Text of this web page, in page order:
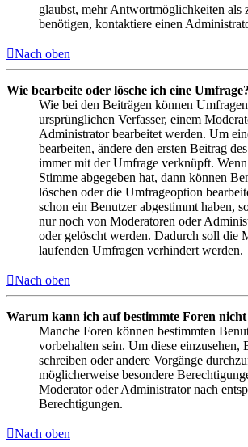
glaubst, mehr Antwortmöglichkeiten als
benötigen, kontaktiere einen
Nach oben
Wie bearbeite oder lösche ich eine Umfrage?
Wie bei den Beiträgen können
ursprünglichen Verfasser, einem
Administrator bearbeitet werden. Um
bearbeiten, ändere den ersten Beitrag
immer mit der Umfrage verknüpft.
Stimme abgegeben hat, dann können
löschen oder die Umfrageoption
schon ein Benutzer abgestimmt haben,
nur noch von Moderatoren oder
oder gelöscht werden. Dadurch soll die
laufenden Umfragen verhindert werden.
Nach oben
Warum kann ich auf bestimmte Foren nicht
Manche Foren können bestimmten
vorbehalten sein. Um diese einzusehen,
schreiben oder andere Vorgänge
möglicherweise besondere
Moderator oder Administrator nach
Berechtigungen.
Nach oben